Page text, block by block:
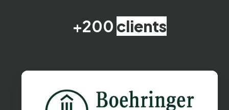
+200 clients